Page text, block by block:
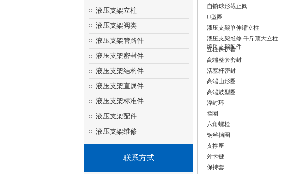
液压支架立柱
液压支架阀类
液压支架管路件
液压支架密封件
液压支架结构件
液压支架直属件
液压支架标准件
液压支架配件
液压支架维修
联系方式
自锁球形截止阀
U型圈
液压支架单伸缩立柱
液压支架维修 千斤顶大立柱
综采支架配件
立柱保护套
高端整套密封
活塞杆密封
高端山形圈
高端鼓型圈
浮封环
挡圈
六角螺栓
钢丝挡圈
支撑座
外卡键
保持套